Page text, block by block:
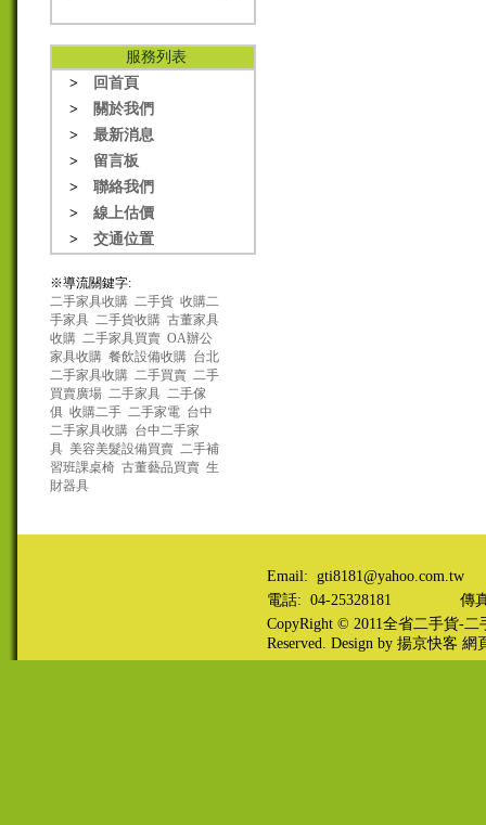
服務列表
>
回首頁
>
關於我們
> 最新消息
> 留言板
> 聯絡我們
> 線上估價
> 交通位置
※導流關鍵字:
二手家具收購 二手貨 收購二
手家具 二手貨收購 古董家具
收購 二手家具買賣 OA辦公
家具收購 餐飲設備收購 台北
二手家具收購 二手買賣 二手
買賣廣場 二手家具 二手傢
俱 收購二手 二手家電 台中
二手家具收購 台中二手家
具 美容美髮設備買賣 二手補
習班課桌椅 古董藝品買賣 生
財器具
Email: gti8181@yahoo.com.tw
電話: 04-25328181
傳
CopyRight © 2011全省二手貨-二
Reserved. Design by 揚京快客 網